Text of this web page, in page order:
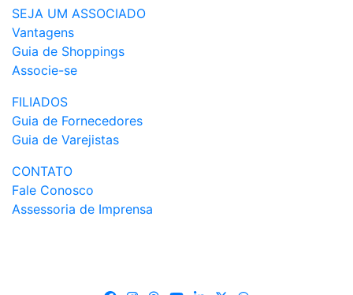
SEJA UM ASSOCIADO
Vantagens
Guia de Shoppings
Associe-se
FILIADOS
Guia de Fornecedores
Guia de Varejistas
CONTATO
Fale Conosco
Assessoria de Imprensa